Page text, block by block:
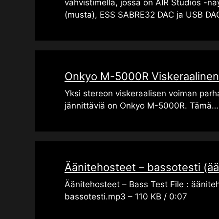
vahvistimella, jossa on AIR Studios -
(musta), ESS SABRE32 DAC ja USB
Onkyo M-5000R
Yksi stereon viskeraalisen voiman
jännittäviä on Onkyo M-5000R.
Äänitehosteet – bassotesti
Äänitehosteet – Bass Test File :
bassotesti.mp3 – 110 KB / 0:07